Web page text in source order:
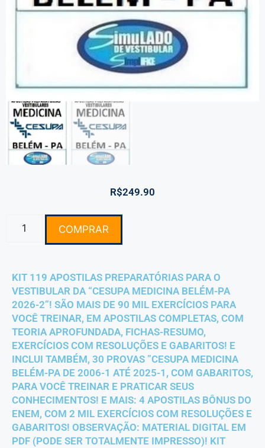
R$249.90
COMPRAR
KIT 119 APOSTILAS PREPARATÓRIAS PARA O
VESTIBULAR DA “CESUPA MEDICINA BELÉM-PA
2026-2”! SÃO MAIS DE 90 MIL EXERCÍCIOS PARA
VOCÊ TREINAR, EM APOSTILAS COMPLETAS, COM
TEORIA APROFUNDADA, FICHAS-RESUMO,
EXERCÍCIOS COM RESOLUÇÕES E GABARITOS! E
INCLUI TAMBÉM, 30 PROVAS ”CESUPA MEDICINA
BELÉM-PA DE 2006-1 ATÉ 2025-1, COM GABARITOS,
PARA VOCÊ TREINAR E PRATICAR SEUS
CONHECIMENTOS! E MAIS: 4 APOSTILAS BÔNUS DO
ENEM, COM 2 MIL EXERCÍCIOS COM RESOLUÇÕES E
GABARITOS! OBSERVAÇÃO: MATERIAL DIGITAL EM
PDF (PODE SER TOTALMENTE IMPRESSO)! KIT